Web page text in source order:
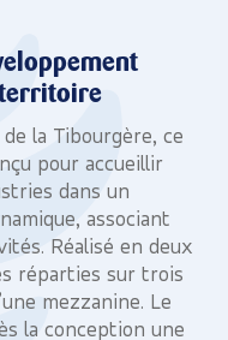
la Tibourgère, ce
pour accueillir
dans un
associant
Réalisé en deux
réparties sur trois
mezzanine. Le
la conception une